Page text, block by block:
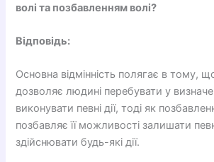
волі та позбавленням волі?
Відповідь:
Основна відмінність полягає в тому,
дозволяє людині перебувати у
виконувати певні дії, тоді як
позбавляє її можливості залишати
здійснювати будь-які дії.